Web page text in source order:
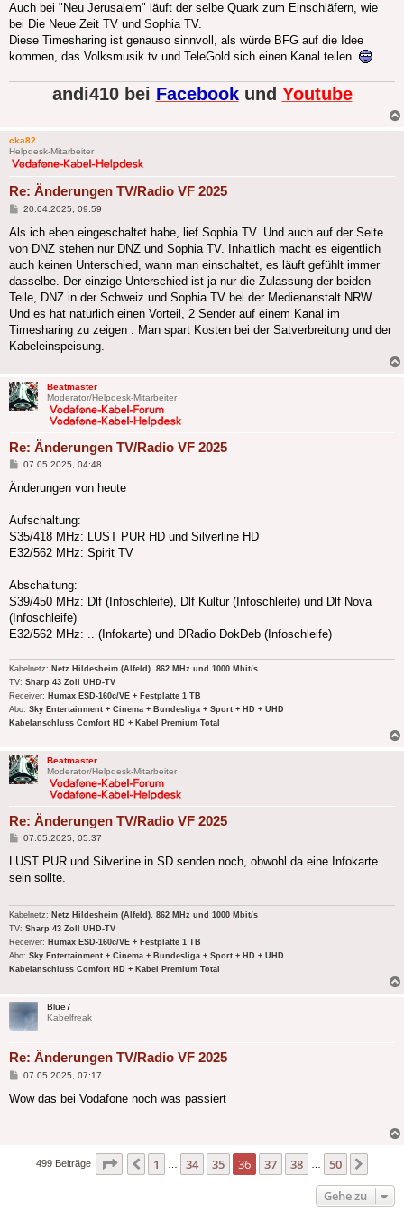
Auch bei "Neu Jerusalem" läuft der selbe Quark zum Einschläfern, wie
bei Die Neue Zeit TV und Sophia TV.
Diese Timesharing ist genauso sinnvoll, als würde BFG auf die Idee
kommen, das Volksmusik.tv und TeleGold sich einen Kanal teilen.
andi410 bei Facebookund Youtube
cka82
Helpdesk-Mitarbeiter
Re: Änderungen TV/Radio VF 2025
Beitrag
20.04.2025, 09:59
Als ich eben eingeschaltet habe, lief Sophia TV. Und auch auf der Seite
von DNZ stehen nur DNZ und Sophia TV. Inhaltlich macht es eigentlich
auch keinen Unterschied, wann man einschaltet, es läuft gefühlt immer
dasselbe. Der einzige Unterschied ist ja nur die Zulassung der beiden
Teile, DNZ in der Schweiz und Sophia TV bei der Medienanstalt NRW.
Und es hat natürlich einen Vorteil, 2 Sender auf einem Kanal im
Timesharing zu zeigen : Man spart Kosten bei der Satverbreitung und der
Kabeleinspeisung.
Beatmaster
Moderator/Helpdesk-Mitarbeiter
Re: Änderungen TV/Radio VF 2025
Beitrag
07.05.2025, 04:48
Änderungen von heute
Aufschaltung:
S35/418 MHz: LUST PUR HD und Silverline HD
E32/562 MHz: Spirit TV
Abschaltung:
S39/450 MHz: Dlf (Infoschleife), Dlf Kultur (Infoschleife) und Dlf Nova
(Infoschleife)
E32/562 MHz: .. (Infokarte) und DRadio DokDeb (Infoschleife)
Kabelnetz: Netz Hildesheim (Alfeld). 862 MHz und 1000 Mbit/s
TV: Sharp 43 Zoll UHD-TV
Receiver: Humax ESD-160c/VE + Festplatte 1 TB
Abo: Sky Entertainment + Cinema + Bundesliga + Sport + HD + UHD
Kabelanschluss Comfort HD + Kabel Premium Total
Beatmaster
Moderator/Helpdesk-Mitarbeiter
Re: Änderungen TV/Radio VF 2025
Beitrag
07.05.2025, 05:37
LUST PUR und Silverline in SD senden noch, obwohl da eine Infokarte
sein sollte.
Kabelnetz: Netz Hildesheim (Alfeld). 862 MHz und 1000 Mbit/s
TV: Sharp 43 Zoll UHD-TV
Receiver: Humax ESD-160c/VE + Festplatte 1 TB
Abo: Sky Entertainment + Cinema + Bundesliga + Sport + HD + UHD
Kabelanschluss Comfort HD + Kabel Premium Total
Blue7
Kabelfreak
Re: Änderungen TV/Radio VF 2025
Beitrag
07.05.2025, 07:17
Wow das bei Vodafone noch was passiert
499 Beiträge Seite 36 50
Vorherige
1 34 35 36 37 38 50
Gehe zu